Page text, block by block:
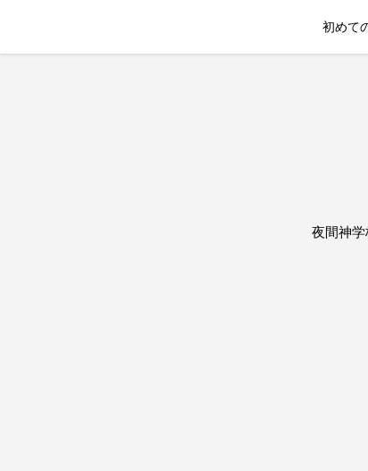
初めて
夜間神